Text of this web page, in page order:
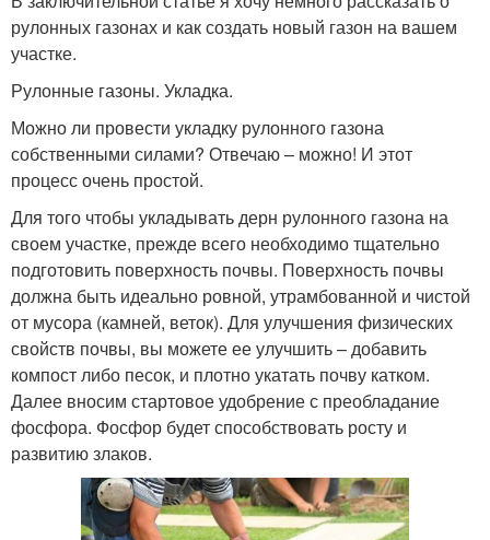
рулонных газонах и как создать новый газон на вашем
участке.
Рулонные газоны. Укладка.
Можно ли провести укладку рулонного газона
собственными силами? Отвечаю – можно! И этот
процесс очень простой.
Для того чтобы укладывать дерн рулонного газона на
своем участке, прежде всего необходимо тщательно
подготовить поверхность почвы. Поверхность почвы
должна быть идеально ровной, утрамбованной и чистой
от мусора (камней, веток). Для улучшения физических
свойств почвы, вы можете ее улучшить – добавить
компост либо песок, и плотно укатать почву катком.
Далее вносим стартовое удобрение с преобладание
фосфора. Фосфор будет способствовать росту и
развитию злаков.